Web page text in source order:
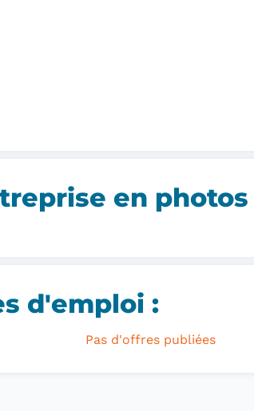
en photos
d'emploi :
Pas d'offres publiées